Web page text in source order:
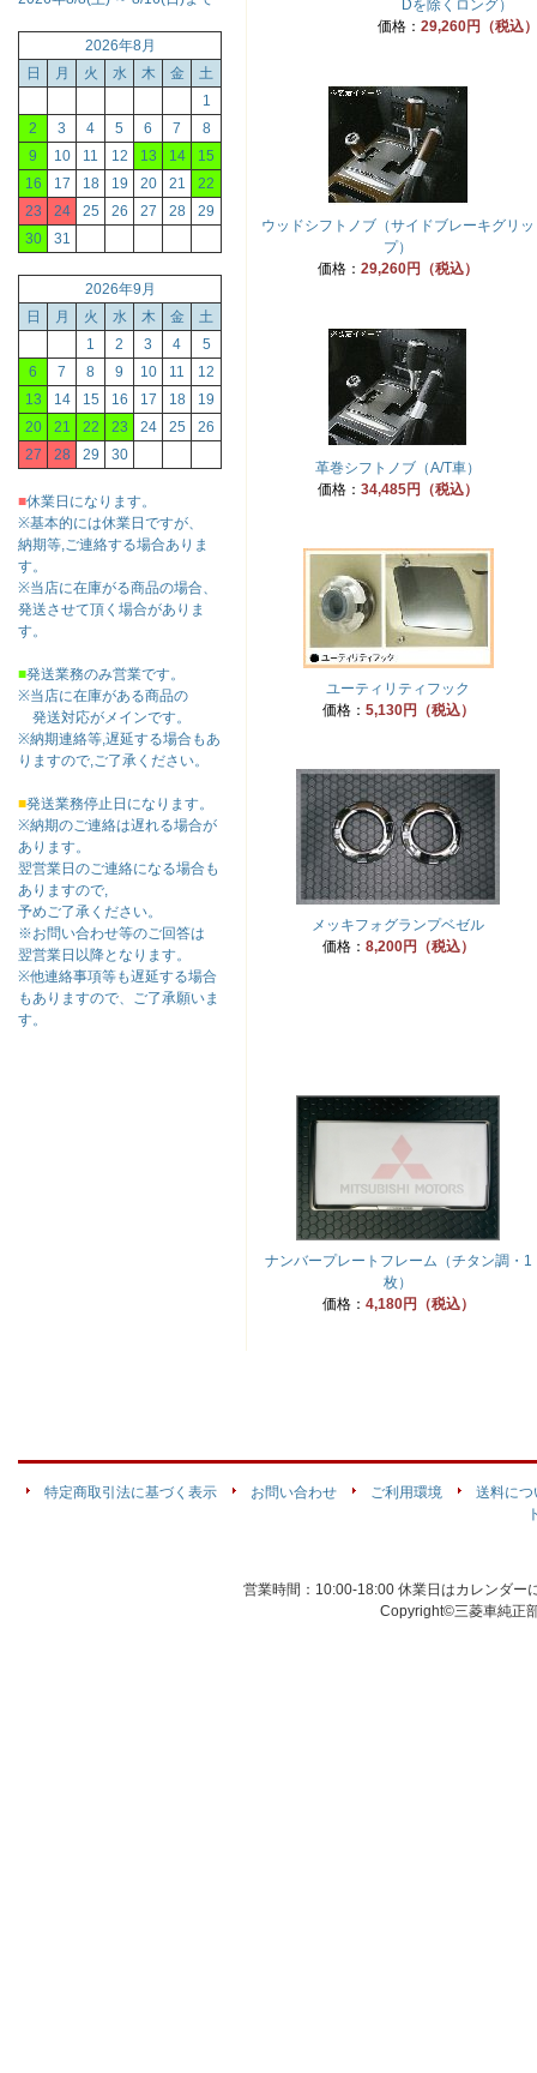
Dを除くロング）
価格： 29,260円（税込）
ウッドシフトノブ（サイドブレーキグリッ
プ）
価格： 29,260円（税込）
革巻シフトノブ（A/T車）
価格： 34,485円（税込）
ユーティリティフック
価格： 5,130円（税込）
メッキフォグランプベゼル
価格： 8,200円（税込）
ナンバープレートフレーム（チタン調・1
枚）
価格： 4,180円（税込）
2026年8月
日
月 火 水 木 金
土
1
2
3 4 5 6 7
8
9
10 11 12 13 14
15
16
17 18 19 20 21
22
23
24 25 26 27 28
29
30
31
2026年9月
日
月 火 水 木 金
土
1
2 3 4
5
6
7 8 9 10 11
12
13
14 15 16 17 18
19
20
21 22 23 24 25
26
27
28 29 30
■休業日になります。
※基本的には休業日ですが、
納期等,ご連絡する場合ありま
す。
※当店に在庫がる商品の場合、
発送させて頂く場合がありま
す。
■発送業務のみ営業です。
※当店に在庫がある商品の
発送対応がメインです。
※納期連絡等,遅延する場合もあ
りますので,ご了承ください。
■発送業務停止日になります。
※納期のご連絡は遅れる場合が
あります。
翌営業日のご連絡になる場合も
ありますので,
予めご了承ください。
※お問い合わせ等のご回答は
翌営業日以降となります。
※他連絡事項等も遅延する場合
もありますので、ご了承願いま
す。
特定商取引法に基づく表示 お問い合わせ ご利用環境
送料につ
営業時間：10:00-18:00 休業日はカレンダー
Copyright©三菱車純正